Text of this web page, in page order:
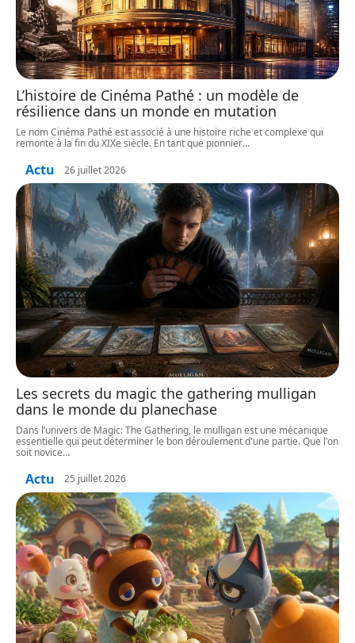
L’histoire de Cinéma Pathé : un modèle de
résilience dans un monde en mutation
Le nom Cinéma Pathé est associé à une histoire riche et complexe qui
remonte à la fin du XIXe siècle. En tant que pionnier…
Actu 26 juillet 2026
Les secrets du magic the gathering mulligan
dans le monde du planechase
Dans l’univers de Magic: The Gathering, le mulligan est une mécanique
essentielle qui peut déterminer le bon déroulement d'une partie. Que l'on
soit novice…
Actu 25 juillet 2026